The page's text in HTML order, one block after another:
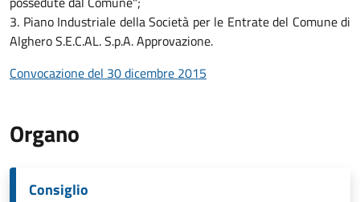
3. Piano Industriale della Società per le Entrate del Comune di
Alghero S.E.C.AL. S.p.A. Approvazione.
Convocazione del 30 dicembre 2015
Organo
Consiglio